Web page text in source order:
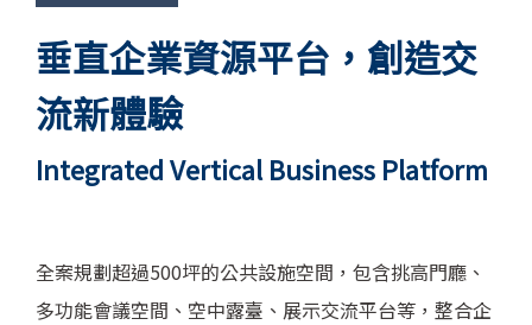
垂直企業資源平台，創造交
流新體驗
Integrated Vertical Business Platform
全案規劃超過500坪的公共設施空間，包含挑高門廳、
多功能會議空間、空中露臺、展示交流平台等，整合企